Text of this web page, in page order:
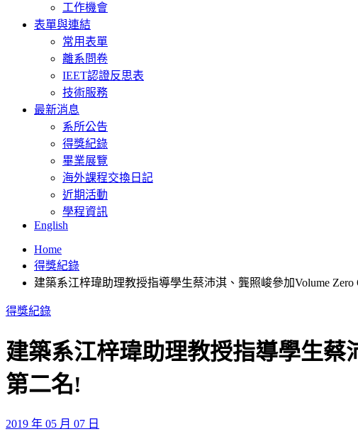
工作機會
表單與連結
常用表單
離系問卷
IEET認證反思表
技術服務
最新消息
系所公告
得獎紀錄
畢業展覽
海外課程交換日記
近期活動
學程資訊
English
Home
得獎紀錄
建築系江梓瑋助理教授指導學生蔡沛淇、龔照峻參加Volume
得獎紀錄
建築系江梓瑋助理教授指導學生蔡
第二名!
2019 年 05 月 07 日